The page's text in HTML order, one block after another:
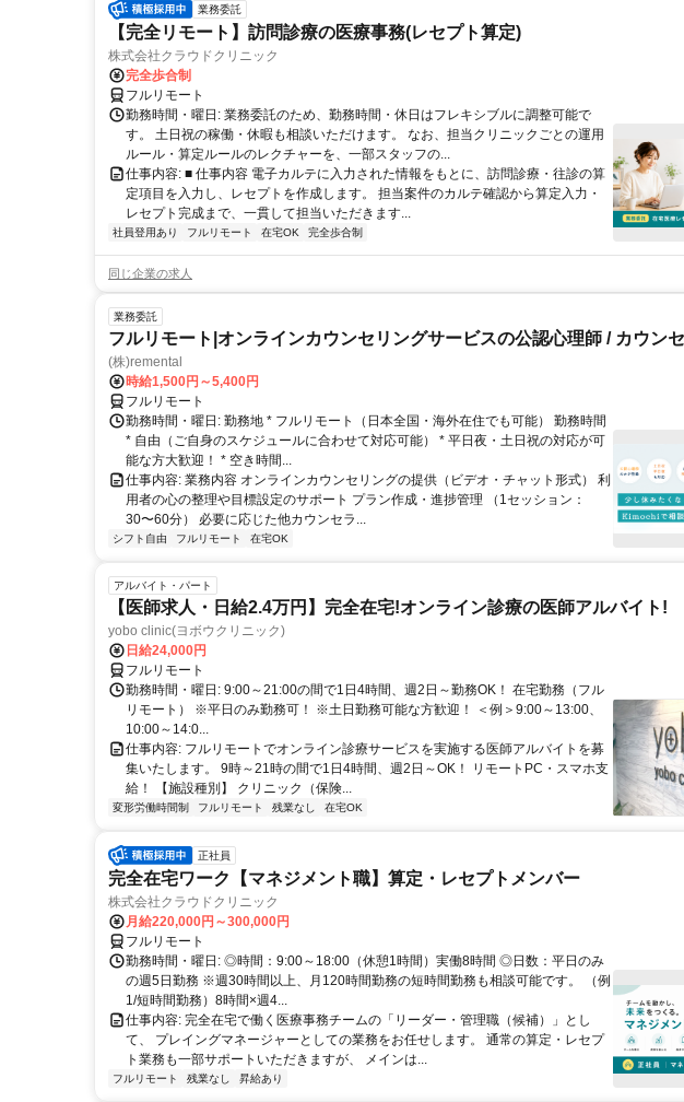
業務委託
【完全リモート】訪問診療の医療事務(レセプト算定)
株式会社クラウドクリニック
完全歩合制
フルリモート
勤務時間・曜日: 業務委託のため、勤務時間・休日はフレキシブルに調整可能で
す。 土日祝の稼働・休暇も相談いただけます。 なお、担当クリニックごとの運用
ルール・算定ルールのレクチャーを、一部スタッフの...
仕事内容: ■ 仕事内容 電子カルテに入力された情報をもとに、訪問診療・往診の算
定項目を入力し、レセプトを作成します。 担当案件のカルテ確認から算定入力・
レセプト完成まで、一貫して担当いただきます...
社員登用あり フルリモート 在宅OK 完全歩合制
同じ企業の求人
業務委託
フルリモート|オンラインカウンセリングサービスの公認心理師 / カウン
(株)remental
時給1,500円～5,400円
フルリモート
勤務時間・曜日: 勤務地 * フルリモート（日本全国・海外在住でも可能） 勤務時間
* 自由（ご自身のスケジュールに合わせて対応可能） * 平日夜・土日祝の対応が可
能な方大歓迎！ * 空き時間...
仕事内容: 業務内容 オンラインカウンセリングの提供（ビデオ・チャット形式） 利
用者の心の整理や目標設定のサポート プラン作成・進捗管理 （1セッション：
30〜60分） 必要に応じた他カウンセラ...
シフト自由 フルリモート 在宅OK
アルバイト・パート
【医師求人・日給2.4万円】完全在宅!オンライン診療の医師アルバイト!
yobo clinic(ヨボウクリニック)
日給24,000円
フルリモート
勤務時間・曜日: 9:00～21:00の間で1日4時間、週2日～勤務OK！ 在宅勤務（フル
リモート） ※平日のみ勤務可！ ※土日勤務可能な方歓迎！ ＜例＞9:00～13:00、
10:00～14:0...
仕事内容: フルリモートでオンライン診療サービスを実施する医師アルバイトを募
集いたします。 9時～21時の間で1日4時間、週2日～OK！ リモートPC・スマホ支
給！ 【施設種別】 クリニック（保険...
変形労働時間制 フルリモート 残業なし 在宅OK
正社員
完全在宅ワーク【マネジメント職】算定・レセプトメンバー
株式会社クラウドクリニック
月給220,000円～300,000円
フルリモート
勤務時間・曜日: ◎時間：9:00～18:00（休憩1時間）実働8時間 ◎日数：平日のみ
の週5日勤務 ※週30時間以上、月120時間勤務の短時間勤務も相談可能です。 （例
1/短時間勤務）8時間×週4...
仕事内容: 完全在宅で働く医療事務チームの「リーダー・管理職（候補）」とし
て、 プレイングマネージャーとしての業務をお任せします。 通常の算定・レセプ
ト業務も一部サポートいただきますが、 メインは...
フルリモート 残業なし 昇給あり